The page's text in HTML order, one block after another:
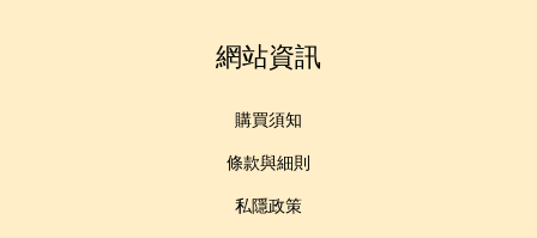
網站資訊
購買須知
條款與細則
私隱政策